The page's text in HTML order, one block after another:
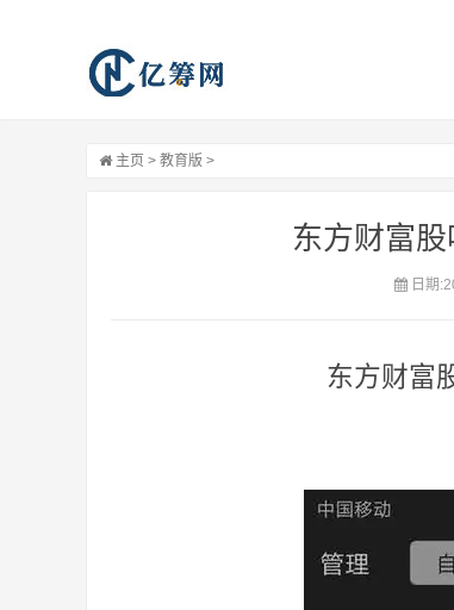
主页 > 教育版 >
东方财富
日期
东方财富